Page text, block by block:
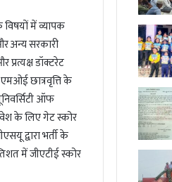
विषयों में व्यापक
अन्य सरकारी
प्रत्यक्ष डॉक्टरेट
छात्रवृत्ति के
ऑफ
के लिए गेट स्कोर
द्वारा भर्ती के
में जीएटीई स्कोर